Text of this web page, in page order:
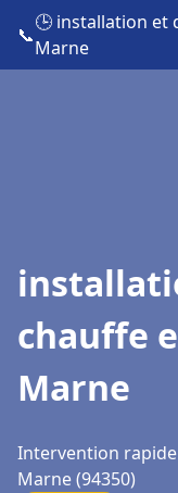
📞
🕒 installation et
Marne
chauffe
Marne
Intervention
Marne (94350)